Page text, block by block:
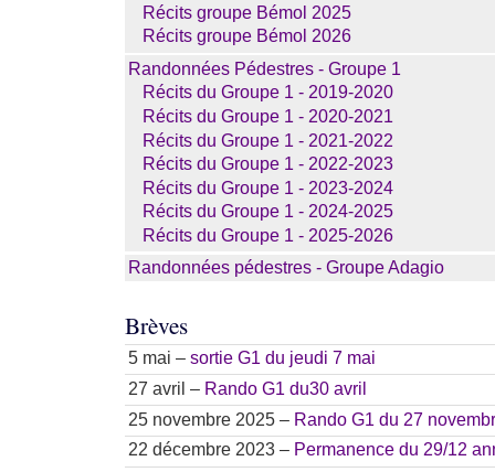
Récits groupe Bémol 2025
Récits groupe Bémol 2026
Randonnées Pédestres - Groupe 1
Récits du Groupe 1 - 2019-2020
Récits du Groupe 1 - 2020-2021
Récits du Groupe 1 - 2021-2022
Récits du Groupe 1 - 2022-2023
Récits du Groupe 1 - 2023-2024
Récits du Groupe 1 - 2024-2025
Récits du Groupe 1 - 2025-2026
Randonnées pédestres - Groupe Adagio
Brèves
5 mai – sortie G1 du jeudi 7 mai
27 avril – Rando G1 du30 avril
25 novembre 2025 – Rando G1 du 27
22 décembre 2023 – Permanence du 29/12